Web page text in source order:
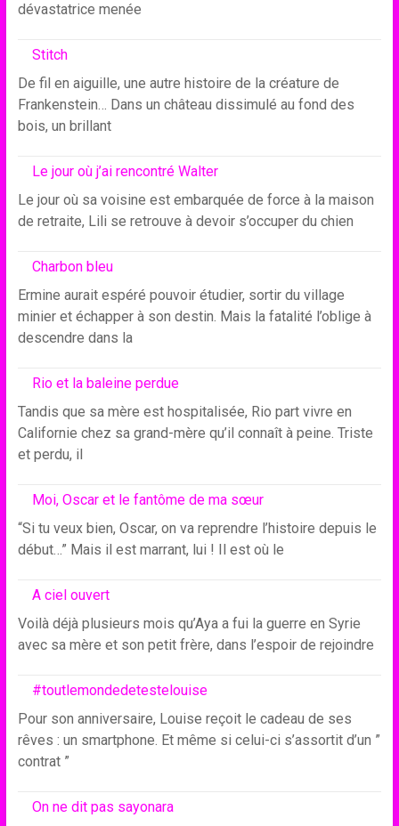
dévastatrice menée
Stitch
De fil en aiguille, une autre histoire de la créature de
Frankenstein… Dans un château dissimulé au fond des
bois, un brillant
Le jour où j’ai rencontré Walter
Le jour où sa voisine est embarquée de force à la maison
de retraite, Lili se retrouve à devoir s’occuper du chien
Charbon bleu
Ermine aurait espéré pouvoir étudier, sortir du village
minier et échapper à son destin. Mais la fatalité l’oblige à
descendre dans la
Rio et la baleine perdue
Tandis que sa mère est hospitalisée, Rio part vivre en
Californie chez sa grand-mère qu’il connaît à peine. Triste
et perdu, il
Moi, Oscar et le fantôme de ma sœur
“Si tu veux bien, Oscar, on va reprendre l’histoire depuis le
début…” Mais il est marrant, lui ! Il est où le
A ciel ouvert
Voilà déjà plusieurs mois qu’Aya a fui la guerre en Syrie
avec sa mère et son petit frère, dans l’espoir de rejoindre
#toutlemondedetestelouise
Pour son anniversaire, Louise reçoit le cadeau de ses
rêves : un smartphone. Et même si celui-ci s’assortit d’un ”
contrat ”
On ne dit pas sayonara